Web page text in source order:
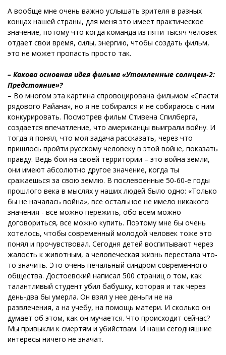
А вообще мне очень важно услышать зрителя в разных
концах нашей страны, для меня это имеет практическое
значение, потому что когда команда из пяти тысяч человек
отдает свои время, силы, энергию, чтобы создать фильм,
это не может пропасть просто так.
– Какова основная идея фильма «Утомленные солнцем-2:
Предстояние»?
– Во многом эта картина спровоцирована фильмом «Спасти
рядового Райана», но я не собирался и не собираюсь с ним
конкурировать. Посмотрев фильм Стивена Спилберга,
создается впечатление, что американцы выиграли войну. И
тогда я понял, что моя задача рассказать, через что
пришлось пройти русскому человеку в этой войне, показать
правду. Ведь бои на своей территории – это война земли,
они имеют абсолютно другое значение, когда ты
сражаешься за свою землю. В послевоенные 50-60-е годы
прошлого века в мыслях у наших людей было одно: «Только
бы не началась война», все остальное не имело никакого
значения - все можно пережить, обо всем можно
договориться, все можно купить. Поэтому мне бы очень
хотелось, чтобы современный молодой человек тоже это
понял и прочувствовал. Сегодня детей воспитывают через
жалость к животным, а человеческая жизнь перестала что-
то значить. Это очень печальный синдром современного
общества. Достоевский написал 500 страниц о том, как
талантливый студент убил бабушку, которая и так через
день-два бы умерла. Он взял у нее деньги не на
развлечения, а на учебу, на помощь матери. И сколько он
думает об этом, как он мучается. Что происходит сейчас?
Мы привыкли к смертям и убийствам. И наши сегодняшние
интересы ничего не значат.